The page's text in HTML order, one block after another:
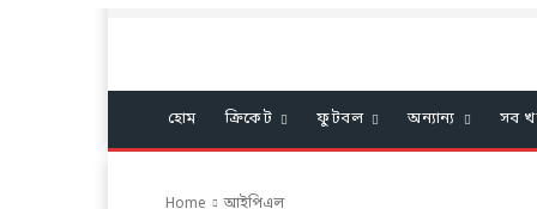
হোম ক্রিকেট ফুটবল অন্যান্য সব
Home আইপিএল